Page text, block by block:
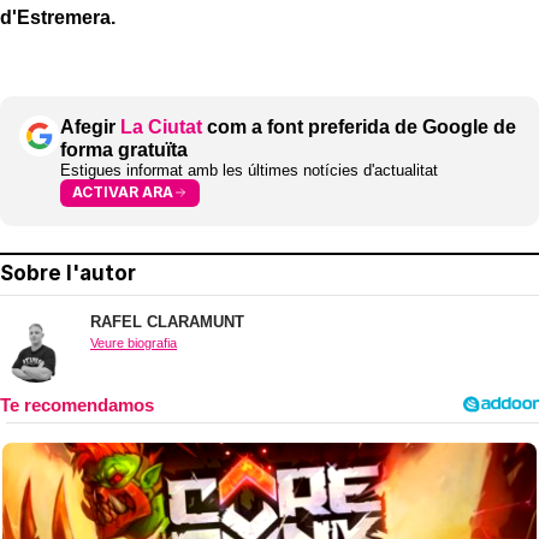
d'Estremera.
Afegir La Ciutat com a font preferida de Google de
forma gratuïta
Estigues informat amb les últimes notícies d'actualitat
ACTIVAR ARA
Sobre l'autor
RAFEL CLARAMUNT
Veure biografia